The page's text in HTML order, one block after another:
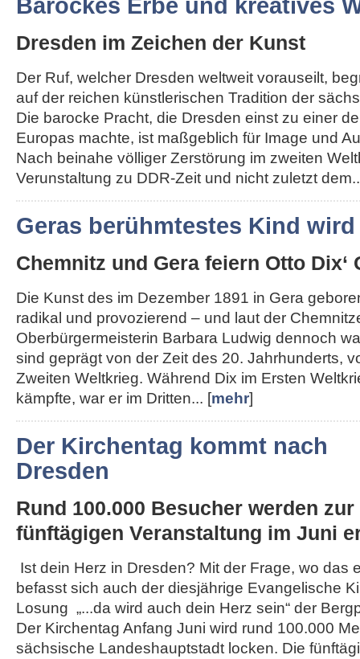
Barockes Erbe und kreatives
Dresden im Zeichen der Kunst
Der Ruf, welcher Dresden weltweit vorauseilt,
auf der reichen künstlerischen Tradition der
Die barocke Pracht, die Dresden einst zu einer
Europas machte, ist maßgeblich für Image und
Nach beinahe völliger Zerstörung im zweiten
Verunstaltung zu DDR-Zeit und nicht zuletzt
Geras berühmtestes Kind wird
Chemnitz und Gera feiern Otto Dix‘
Die Kunst des im Dezember 1891 in Gera
radikal und provozierend – und laut der
Oberbürgermeisterin Barbara Ludwig dennoch
sind geprägt von der Zeit des 20. Jahrhunderts,
Zweiten Weltkrieg. Während Dix im Ersten
kämpfte, war er im Dritten... [mehr]
Der Kirchentag kommt nach
Dresden
Rund 100.000 Besucher werden zur
fünftägigen Veranstaltung im Juni
Ist dein Herz in Dresden? Mit der Frage, wo das
befasst sich auch der diesjährige Evangelische
Losung „...da wird auch dein Herz sein“ der
Der Kirchentag Anfang Juni wird rund 100.000
sächsische Landeshauptstadt locken. Die